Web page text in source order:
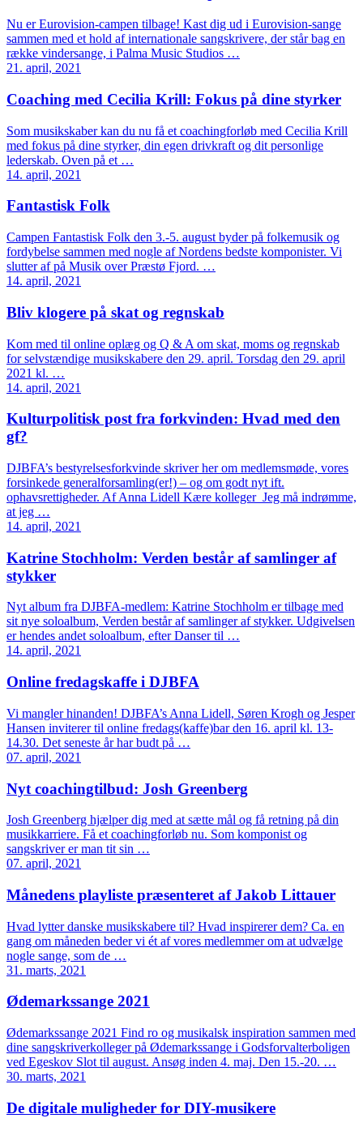
Nu er Eurovision-campen tilbage! Kast dig ud i Eurovision-sange
sammen med et hold af internationale sangskrivere, der står bag en
række vindersange, i Palma Music Studios …
21. april, 2021
Coaching med Cecilia Krill: Fokus på dine styrker
Som musikskaber kan du nu få et coachingforløb med Cecilia Krill
med fokus på dine styrker, din egen drivkraft og dit personlige
lederskab. Oven på et …
14. april, 2021
Fantastisk Folk
Campen Fantastisk Folk den 3.-5. august byder på folkemusik og
fordybelse sammen med nogle af Nordens bedste komponister. Vi
slutter af på Musik over Præstø Fjord. …
14. april, 2021
Bliv klogere på skat og regnskab
Kom med til online oplæg og Q & A om skat, moms og regnskab
for selvstændige musikskabere den 29. april. Torsdag den 29. april
2021 kl. …
14. april, 2021
Kulturpolitisk post fra forkvinden: Hvad med den
gf?
DJBFA’s bestyrelsesforkvinde skriver her om medlemsmøde, vores
forsinkede generalforsamling(er!) – og om godt nyt ift.
ophavsrettigheder. Af Anna Lidell Kære kolleger Jeg må indrømme,
at jeg …
14. april, 2021
Katrine Stochholm: Verden består af samlinger af
stykker
Nyt album fra DJBFA-medlem: Katrine Stochholm er tilbage med
sit nye soloalbum, Verden består af samlinger af stykker. Udgivelsen
er hendes andet soloalbum, efter Danser til …
14. april, 2021
Online fredagskaffe i DJBFA
Vi mangler hinanden! DJBFA’s Anna Lidell, Søren Krogh og Jesper
Hansen inviterer til online fredags(kaffe)bar den 16. april kl. 13-
14.30. Det seneste år har budt på …
07. april, 2021
Nyt coachingtilbud: Josh Greenberg
Josh Greenberg hjælper dig med at sætte mål og få retning på din
musikkarriere. Få et coachingforløb nu. Som komponist og
sangskriver er man tit sin …
07. april, 2021
Månedens playliste præsenteret af Jakob Littauer
Hvad lytter danske musikskabere til? Hvad inspirerer dem? Ca. en
gang om måneden beder vi ét af vores medlemmer om at udvælge
nogle sange, som de …
31. marts, 2021
Ødemarkssange 2021
Ødemarkssange 2021 Find ro og musikalsk inspiration sammen med
dine sangskriverkolleger på Ødemarkssange i Godsforvalterboligen
ved Egeskov Slot til august. Ansøg inden 4. maj. Den 15.-20. …
30. marts, 2021
De digitale muligheder for DIY-musikere